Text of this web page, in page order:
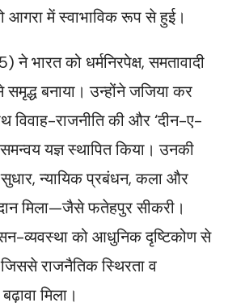
में स्वाभाविक रूप से हुई।
भारत को धर्मनिरपेक्ष, समतावादी
बनाया। उन्होंने जजिया कर
विवाह-राजनीति की और ‘दीन-ए-
समन्वय यज्ञ स्थापित किया। उनकी
न्यायिक प्रबंधन, कला और
मिला—जैसे फतेहपुर सीकरी।
व्यवस्था को आधुनिक दृष्टिकोण से
राजनैतिक स्थिरता व
मिला।